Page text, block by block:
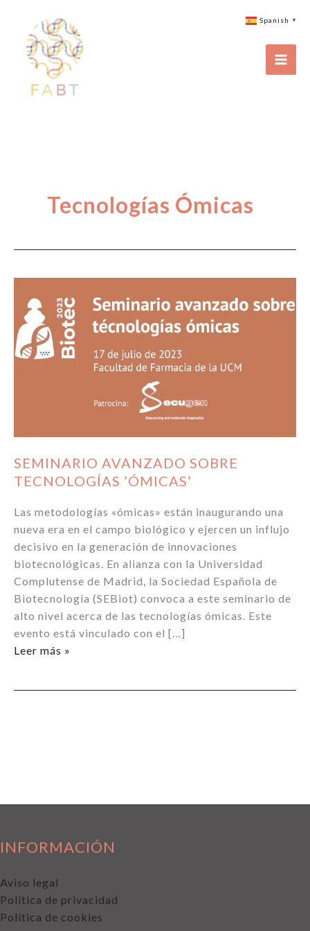
contenido
Tecnologías Ómicas
SEMINARIO AVANZADO SOBRE
TECNOLOGÍAS ’ÓMICAS’
Las metodologías «ómicas» están inaugurando una
nueva era en el campo biológico y ejercen un influjo
decisivo en la generación de innovaciones
biotecnológicas. En alianza con la Universidad
Complutense de Madrid, la Sociedad Española de
Biotecnología (SEBiot) convoca a este seminario de
alto nivel acerca de las tecnologías ómicas. Este
evento está vinculado con el […]
SEMINARIO
Leer más »
INFORMACIÓN
Aviso legal
Política de privacidad
Política de cookies
Spanish ▼